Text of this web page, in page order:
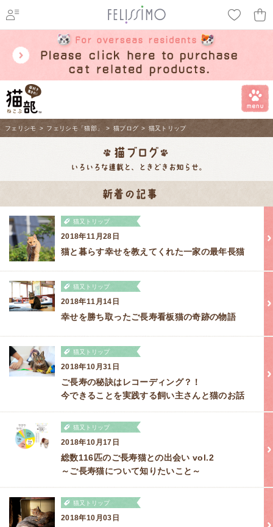
フェリシモ > フェリシモ「猫部」 > 猫ブログ > 猫又トリップ
猫又トリップ
2018年11月28日
猫と暮らす幸せを教えてくれた一家の最年長猫
猫又トリップ
2018年11月14日
幸せを勝ち取ったご長寿看板猫の奇跡の物語
猫又トリップ
2018年10月31日
ご長寿の秘訣はレコーディング？！
今できることを実践する飼い主さんと猫のお話
猫又トリップ
2018年10月17日
総数116匹のご長寿猫との出会い vol.2
～ご長寿猫について知りたいこと～
猫又トリップ
2018年10月03日